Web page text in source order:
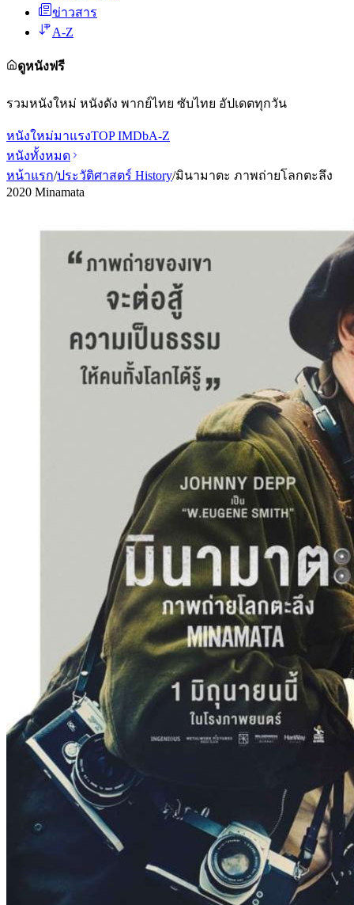
ข่าวสาร
A-Z
ดูหนังฟรี
รวมหนังใหม่ หนังดัง พากย์ไทย ซับไทย อัปเดตทุกวัน
หนังใหม่มาแรงTOP IMDbA-Z
หนังทั้งหมด
หน้าแรก/ประวัติศาสตร์ History/มินามาตะ ภาพถ่ายโลกตะลึง
2020 Minamata